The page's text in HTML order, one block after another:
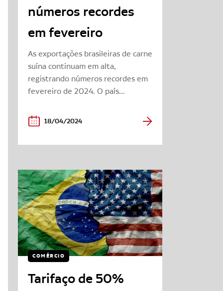
números recordes
em fevereiro
As exportações brasileiras de carne
suína continuam em alta,
registrando números recordes em
fevereiro de 2024. O país...
18/04/2024
COMÉRCIO
Tarifaço de 50%